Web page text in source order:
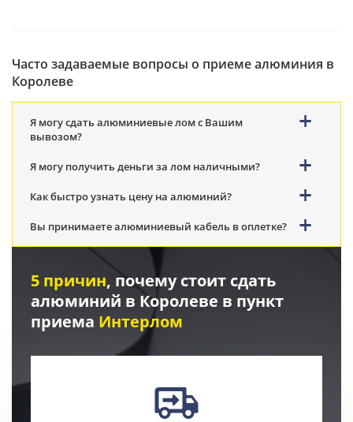
Часто задаваемые вопросы о приеме алюминия в
Королеве
Я могу сдать алюминиевые лом с Вашим
вывозом?
Я могу получить деньги за лом наличными?
Как быстро узнать цену на алюминий?
Вы принимаете алюминиевый кабель в оплетке?
5 причин, почему стоит сдать
алюминий в Королеве в пункт
приема Интерлом